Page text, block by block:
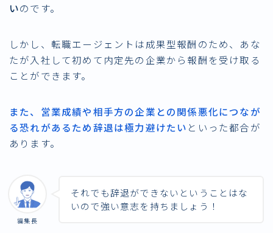
いのです。
しかし、転職エージェントは成果型報酬のため、あな
たが入社して初めて内定先の企業から報酬を受け取る
ことができます。
また、営業成績や相手方の企業との関係悪化につなが
る恐れがあるため辞退は極力避けたい といった都合が
あります。
編集長
それでも辞退ができないということはな
いので強い意志を持ちましょう！